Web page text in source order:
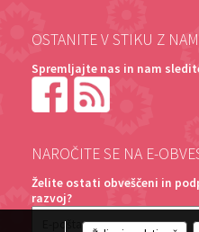
OSTANITE V STIKU Z
Spremljajte nas in nam
NAROČITE SE NA E-
Želite ostati obveščeni in
razvoj?